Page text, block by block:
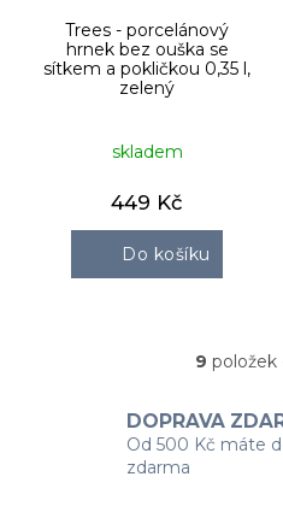
Trees - porcelánový
hrnek bez ouška se
sítkem a pokličkou 0,35 l,
zelený
skladem
449 Kč
Do košíku
l
á
9 položek
DOPRAVA
Od 500 Kč máte
zdarma